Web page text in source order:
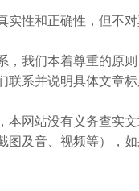
性和正确性，但不
我们本着尊重的原
系并说明具体文章
网站没有义务查实
及音、视频等），